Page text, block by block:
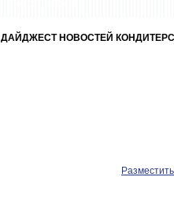
ДАЙДЖЕСТ НОВОСТЕЙ